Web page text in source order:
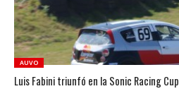
AUVO
Luis Fabini triunfó en la Sonic Racing Cup